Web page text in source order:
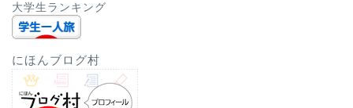
大学生ランキング
にほんブログ村